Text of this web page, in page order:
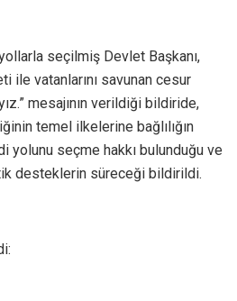
seçilmiş Devlet Başkanı,
ile vatanlarını savunan cesur
mesajının verildiği bildiride,
temel ilkelerine bağlılığın
yolunu seçme hakkı bulunduğu ve
desteklerin süreceği bildirildi.